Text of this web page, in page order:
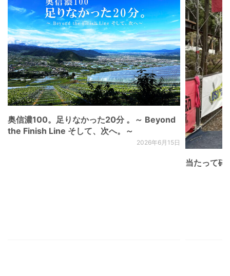
奥信濃100。足りなかった20分 。～ Beyond
the Finish Line そして、次へ。～
2026年6月15日
当たって砕